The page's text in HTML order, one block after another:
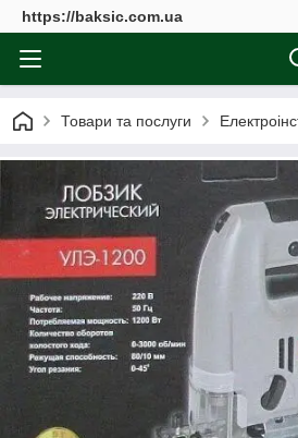
https://baksic.com.ua
Товари та послуги